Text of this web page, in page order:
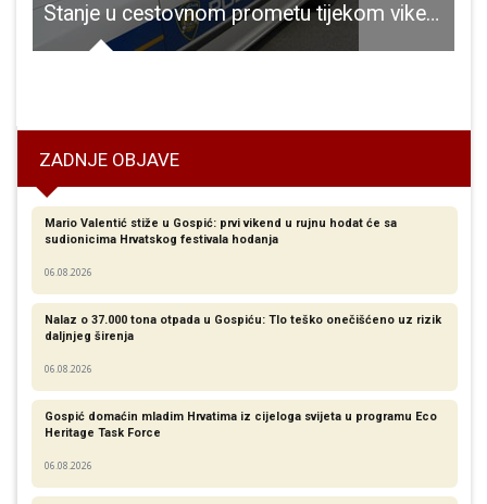
Stanje u cestovnom prometu tijekom vikenda
ZADNJE OBJAVE
Mario Valentić stiže u Gospić: prvi vikend u rujnu hodat će sa
sudionicima Hrvatskog festivala hodanja
06.08.2026
Nalaz o 37.000 tona otpada u Gospiću: Tlo teško onečišćeno uz rizik
daljnjeg širenja
06.08.2026
Gospić domaćin mladim Hrvatima iz cijeloga svijeta u programu Eco
Heritage Task Force
06.08.2026